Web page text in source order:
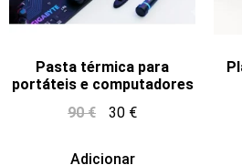
Pasta térmica para
portáteis e computadores
90€ 30 €
Adicionar